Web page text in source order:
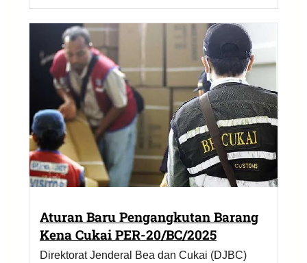
Aturan Baru Pengangkutan Barang
Kena Cukai PER-20/BC/2025
Direktorat Jenderal Bea dan Cukai (DJBC)